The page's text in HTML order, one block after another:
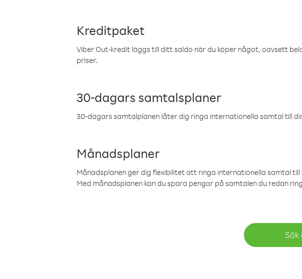
Kreditpaket
Viber Out-kredit läggs till ditt saldo när du köper något, oavsett
priser.
30-dagars samtalsplaner
30-dagars samtalplanen låter dig ringa internationella samtal till
Månadsplaner
Månadsplanen ger dig flexibilitet att ringa internationella samtal
Med månadsplanen kan du spara pengar på samtalen du redan